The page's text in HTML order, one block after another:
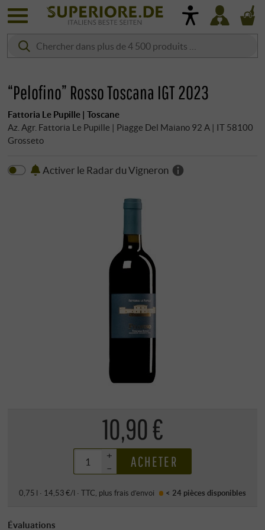
“Pelofino” Rosso Toscana IGT 2023
Fattoria Le Pupille | Toscane
Az. Agr. Fattoria Le Pupille | Piagge Del Maiano 92 A | IT 58100
Grosseto
Activer le Radar du Vigneron
10,90 €
+
–
ACHETER
0,75 l · 14,53 €/l · TTC , plus frais d’envoi < 24 pièces disponibles
Évaluations